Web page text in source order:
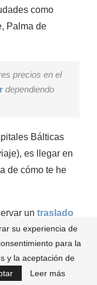
como
Palma de
precios en el
dependiendo
Bálticas
es llegar en
de cómo te he
un traslado
su experiencia de
para la
y la aceptación de
Leer más